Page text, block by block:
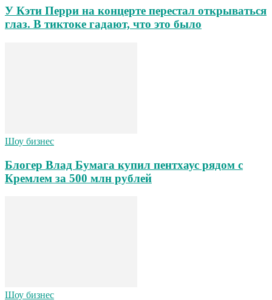
У Кэти Перри на концерте перестал открываться
глаз. В тиктоке гадают, что это было
Шоу бизнес
Блогер Влад Бумага купил пентхаус рядом с
Кремлем за 500 млн рублей
Шоу бизнес